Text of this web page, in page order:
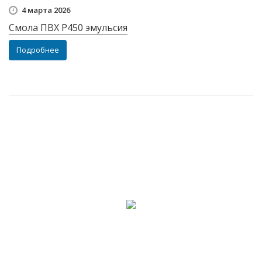
4 марта 2026
Смола ПВХ Р450 эмульсия
Подробнее